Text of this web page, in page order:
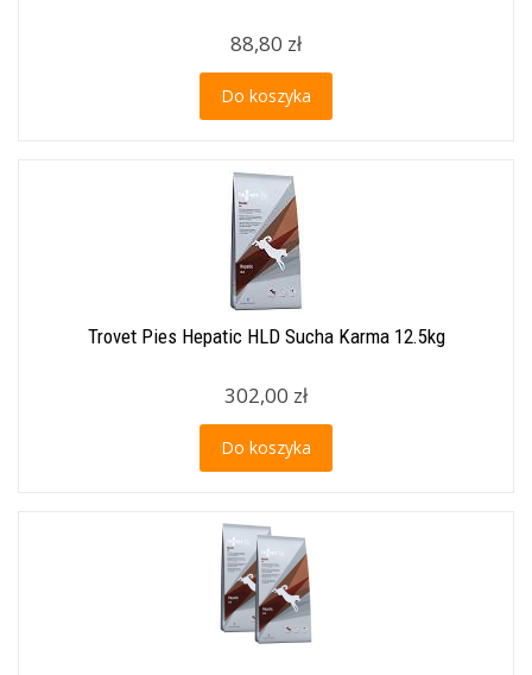
88,80 zł
Do koszyka
Trovet Pies Hepatic HLD Sucha Karma 12.5kg
302,00 zł
Do koszyka